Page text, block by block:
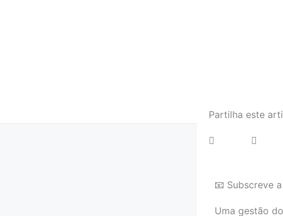
Partilha este
📧 Subscreve
Uma gestão